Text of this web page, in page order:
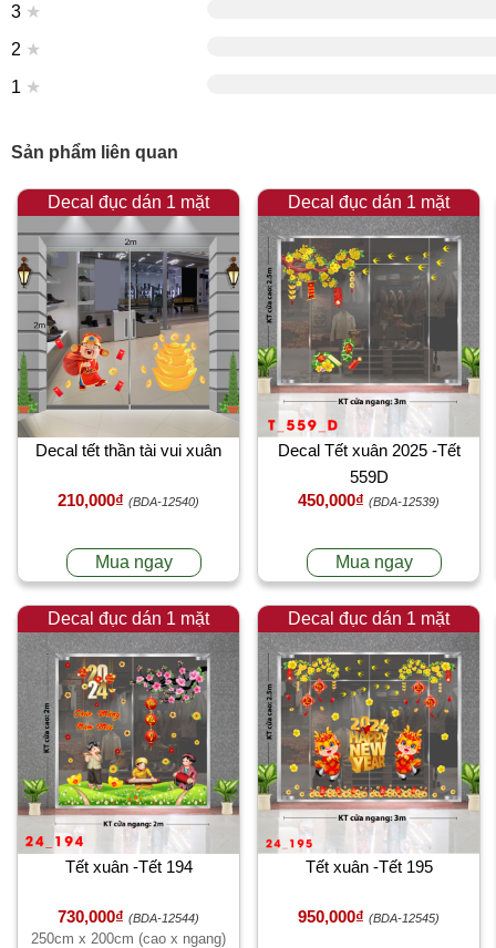
3 ★
2 ★
1 ★
Sản phẩm liên quan
Decal đục dán 1 mặt
Decal tết thần tài vui xuân
210,000₫ (BDA-12540)
Mua ngay
Decal đục dán 1 mặt
Decal Tết xuân 2025 -Tết
559D
450,000₫ (BDA-12539)
Mua ngay
Decal đục dán 1 mặt
Tết xuân -Tết 194
730,000₫ (BDA-12544)
250cm x 200cm (cao x ngang)
Decal đục dán 1 mặt
Tết xuân -Tết 195
950,000₫ (BDA-12545)